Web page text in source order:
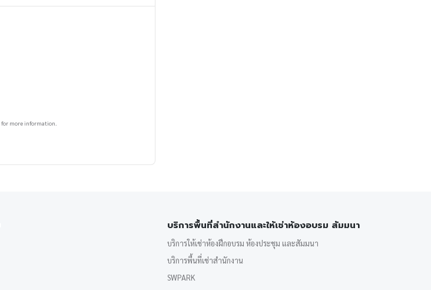
for more information.
บริการพื้นที่สำนักงานและให้เช่าห้องอบรม สัมมนา
บริการให้เช่าห้องฝึกอบรม ห้องประชุม และสัมมนา
บริการพื้นที่เช่าสำนักงาน
SWPARK